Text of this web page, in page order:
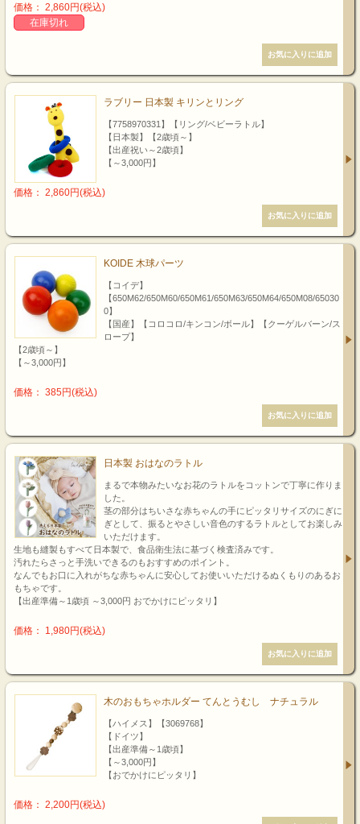
価格： 2,860円(税込)
在庫切れ
ラブリー 日本製 キリンとリング
【7758970331】【リング/ベビーラトル】
【日本製】【2歳頃～】
【出産祝い～2歳頃】
【～3,000円】
価格： 2,860円(税込)
KOIDE 木球パーツ
【コイデ】
【650M62/650M60/650M61/650M63/650M64/650M08/65030
0】
【国産】【コロコロ/キンコン/ボール】【クーゲルバーン/ス
ロープ】
【2歳頃～】
【～3,000円】
価格： 385円(税込)
日本製 おはなのラトル
まるで本物みたいなお花のラトルをコットンで丁寧に作りま
した。
茎の部分はちいさな赤ちゃんの手にピッタリサイズのにぎに
ぎとして、振るとやさしい音色のするラトルとしてお楽しみ
いただけます。
生地も縫製もすべて日本製で、食品衛生法に基づく検査済みです。
汚れたらさっと手洗いできるのもおすすめのポイント。
なんでもお口に入れがちな赤ちゃんに安心してお使いいただけるぬくもりのあるお
もちゃです。
【出産準備～1歳頃 ～3,000円 おでかけにピッタリ】
価格： 1,980円(税込)
木のおもちゃホルダー てんとうむし ナチュラル
【ハイメス】【3069768】
【ドイツ】
【出産準備～1歳頃】
【～3,000円】
【おでかけにピッタリ】
価格： 2,200円(税込)